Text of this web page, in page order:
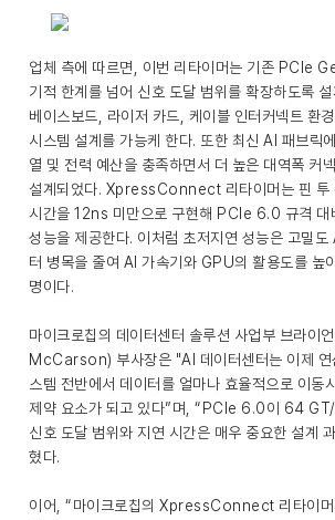
업체 측에 따르면, 이번 리타이머는 기존 PCIe
기적 한계를 넘어 신호 도달 범위를 확장하도록
베이스보드, 라이저 카드, 케이블 인터커넥트 환
시스템 설계를 가능케 한다. 또한 최신 AI 패브릭
열 및 전력 예산을 충족하면서 더 높은 대역폭 커
설계되었다. XpressConnect 리타이머는 핀
시간을 12ns 미만으로 구현해 PCIe 6.0 규격
성능을 제공한다. 이처럼 초저지연 성능은 고밀도
터 병목을 줄여 AI 가속기와 GPU의 활용도를 높
명이다.
마이크로칩의 데이터센터 솔루션 사업부 브라이
McCarson) 부사장은 "AI 데이터센터는 이제 연
스템 전반에서 데이터를 얼마나 효율적으로 이동
제약 요소가 되고 있다”며, “PCIe 6.0이 64 GT/
신호 도달 범위와 지연 시간은 매우 중요한 설계
혔다.
이어, “마이크로칩의 XpressConnect 리타이머